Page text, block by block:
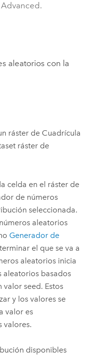
aleatorios con la
ráster de Cuadrícula
ráster de
celda en el ráster de
de números
seleccionada.
aleatorios
Generador de
el que se va a
aleatorios inicia
aleatorios basados
seed. Estos
y los valores se
valor es
valores.
disponibles